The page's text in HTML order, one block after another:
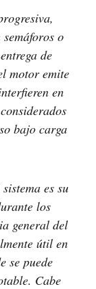
o
de
motor emite
en
bajo carga
es su
los
general del
útil en
se puede
Cabe